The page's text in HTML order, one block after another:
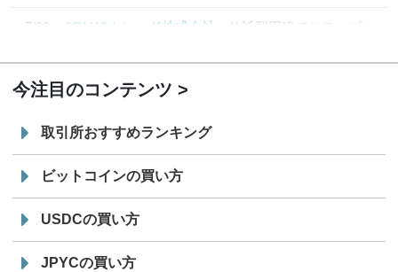
7/29
SBI VCトレード株式会社
信託型円建てステーブル
今注目のコンテンツ
取引所おすすめランキング
ビットコインの買い方
USDCの買い方
JPYCの買い方